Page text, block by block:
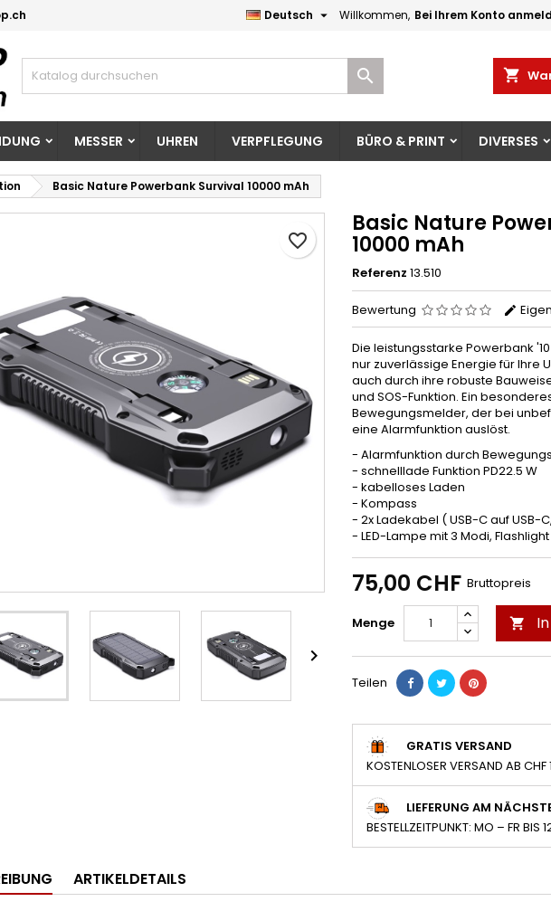
Willkommen, Bei Ihrem Konto
Deutsch 
shopping_cart

MESSER UHREN VERPFLEGUNG BÜRO & PRINT DIVERSES
Basic Nature Powerbank Survival 10000 mAh

Basic Nature
10000 mAh
Referenz 13.510
Bewertung
Die leistungsstarke Powerbank
nur zuverlässige Energie für Ihre
auch durch ihre robuste
und SOS-Funktion. Ein
Bewegungsmelder, der bei
eine Alarmfunktion auslöst.
- Alarmfunktion durch
- schnelllade Funktion PD22.5 W
- kabelloses Laden
- Kompass
- 2x Ladekabel ( USB-C auf USB-
- LED-Lampe mit 3 Modi,
75,00 CHF Bruttopreis
Menge 
favorite_border
Teilen
GRATIS VERSAND
KOSTENLOSER VERSAND AB CHF
LIEFERUNG AM
BESTELLZEITPUNKT: MO – FR BIS
ARTIKELDETAILS
Wunschlisten
Neue Liste erstellen
erstellen
der Wunschliste
Abbrechen Wunschliste erstellen
müssen angemeldet sein, um Artikel Ihrer Wunschliste hinzufügen
Abbrechen